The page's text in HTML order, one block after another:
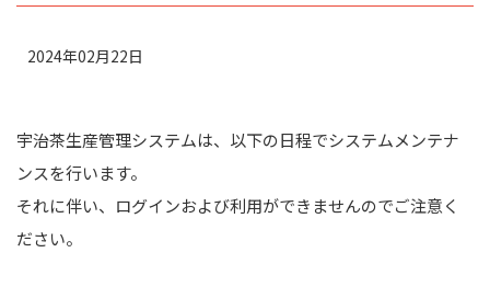
2024年02月22日
宇治茶生産管理システムは、以下の日程でシステムメンテナ
ンスを行います。
それに伴い、ログインおよび利用ができませんのでご注意く
ださい。